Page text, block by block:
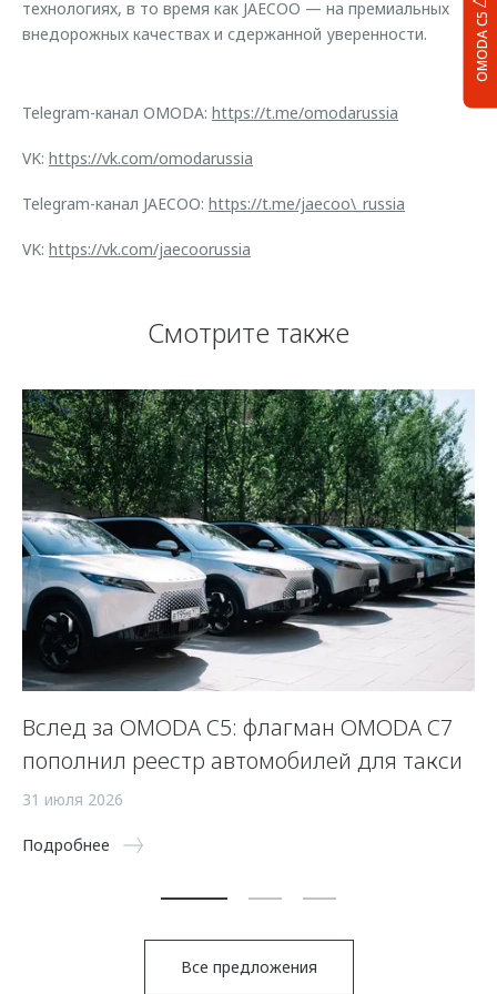
OMODA C5
технологиях, в то время как JAECOO — на премиальных
внедорожных качествах и сдержанной уверенности.
Telegram-канал OMODA: https://t.me/omodarussia
VK: https://vk.com/omodarussia
Telegram-канал JAECOO: https://t.me/jaecoo\_russia
VK: https://vk.com/jaecoorussia
Смотрите также
Вслед за OMODA C5: флагман OMODA C7
пополнил реестр автомобилей для такси
31 июля 2026
Подробнее
Все предложения